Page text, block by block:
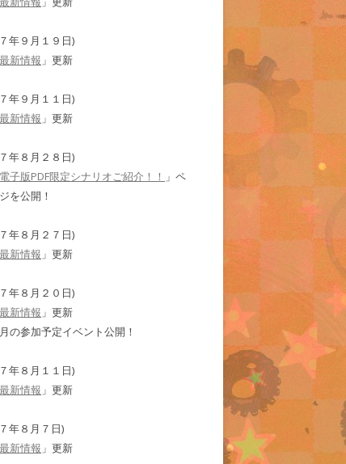
年９月１９日)
最新情報 」更新
年９月１１日)
最新情報 」更新
年８月２８日)
電子版PDF限定シナリオご紹介！！ 」ペ
を公開！
年８月２７日)
最新情報 」更新
年８月２０日)
最新情報 」更新
の参加予定イベント公開！
年８月１１日)
最新情報 」更新
年８月７日)
最新情報 」更新